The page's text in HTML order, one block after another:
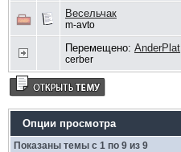
Весельчак
m-avto
Перемещено: AnderPlat
cerber
Опции просмотра
Показаны темы с 1 по 9 из 9